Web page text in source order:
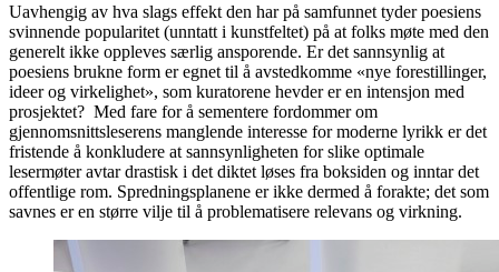
Uavhengig av hva slags effekt den har på samfunnet tyder poesiens
svinnende popularitet (unntatt i kunstfeltet) på at folks møte med den
generelt ikke oppleves særlig ansporende. Er det sannsynlig at
poesiens brukne form er egnet til å avstedkomme «nye forestillinger,
ideer og virkelighet», som kuratorene hevder er en intensjon med
prosjektet? Med fare for å sementere fordommer om
gjennomsnittsleserens manglende interesse for moderne lyrikk er det
fristende å konkludere at sannsynligheten for slike optimale
lesermøter avtar drastisk i det diktet løses fra boksiden og inntar det
offentlige rom. Spredningsplanene er ikke dermed å forakte; det som
savnes er en større vilje til å problematisere relevans og virkning.